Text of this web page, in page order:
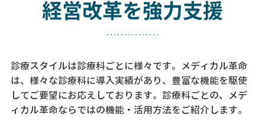
経営改革を強力支援
診療スタイルは診療科ごとに様々です。メディカル革命
は、様々な診療科に導入実績があり、 豊富な機能を駆使
してご要望にお応えしております。 診療科ごとの、メデ
ィカル革命ならではの機能・活用方法をご紹介します。